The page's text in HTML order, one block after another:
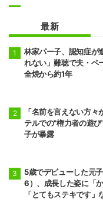
最新
林家パー子、認知症が
れない」難聴で夫・ペ
全焼から約1年
「名前を言えない方
テルでの"権力者の遊
子が暴露
5歳でデビューした元
6）、成長した姿に「
「とてもステキです」